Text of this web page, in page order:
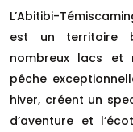
L’Abitibi-
est un territoire
nombreux lacs et
pêche
hiver, créent un
d’aventure et